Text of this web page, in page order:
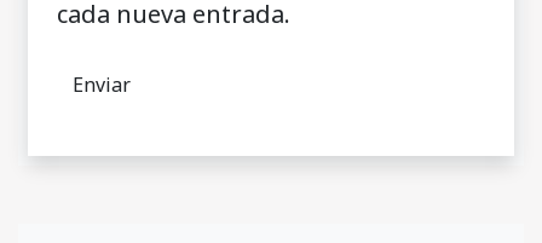
cada nueva entrada.